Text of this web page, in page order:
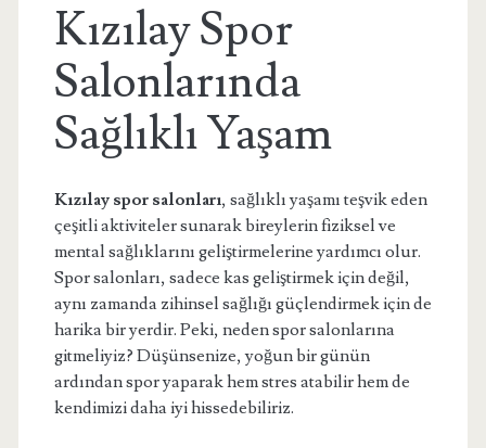
Kızılay Spor
Salonlarında
Sağlıklı Yaşam
Kızılay spor salonları, sağlıklı yaşamı teşvik eden
çeşitli aktiviteler sunarak bireylerin fiziksel ve
mental sağlıklarını geliştirmelerine yardımcı olur.
Spor salonları, sadece kas geliştirmek için değil,
aynı zamanda zihinsel sağlığı güçlendirmek için de
harika bir yerdir. Peki, neden spor salonlarına
gitmeliyiz? Düşünsenize, yoğun bir günün
ardından spor yaparak hem stres atabilir hem de
kendimizi daha iyi hissedebiliriz.